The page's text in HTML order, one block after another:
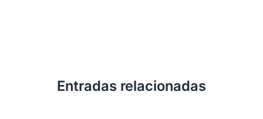
Entradas relacionadas